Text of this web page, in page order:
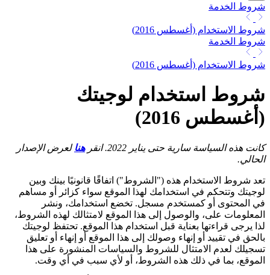
شروط الخدمة
شروط الاستخدام (أغسطس 2016)
شروط الخدمة
شروط الاستخدام (أغسطس 2016)
شروط استخدام لوجيتك
(أغسطس 2016)
كانت هذه السياسة سارية حتى يناير 2022. انقر هنا لعرض الإصدار
الحالي.
تعد شروط الاستخدام هذه ("الشروط") اتفاقًا قانونيًا بينك وبين
لوجيتك وتتحكم في استخدامك لهذا الموقع سواء كزائر أو مساهم
في المحتوى أو كمستخدم مسجل. تخضع استخدامك، ونشر
المعلومات على، والوصول إلى هذا الموقع لامتثالك لهذه الشروط،
لذا يرجى قراءتها بعناية قبل استخدام هذا الموقع. تحتفظ لوجيتك
بالحق في تقييد أو إنهاء وصولك إلى هذا الموقع أو إنهاء أو تعليق
تسجيلك لعدم الامتثال للشروط والسياسات المنشورة على هذا
الموقع، بما في ذلك هذه الشروط، أو لأي سبب في أي وقت.